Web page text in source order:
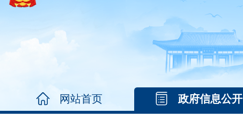
网站首页 政府信息公开